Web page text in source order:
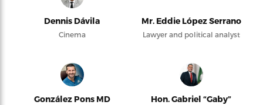
Dennis Dávila
Cinema
Mr. Eddie López Serrano
Lawyer and political analyst
González Pons MD
Hon. Gabriel “Gaby”